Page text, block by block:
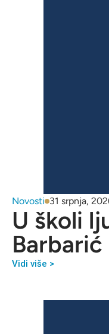
Novosti 31 srpnja,
U školi
Vidi više >